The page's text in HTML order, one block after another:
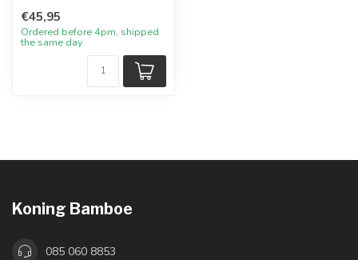
€45,95
Ordered before 4pm, shipped
the same day
Koning Bamboe
085 060 8853